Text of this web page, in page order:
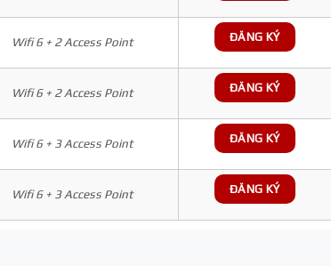
Wifi 6 + 2 Access Point ĐĂNG KÝ
Wifi 6 + 2 Access Point ĐĂNG KÝ
Wifi 6 + 3 Access Point ĐĂNG KÝ
Wifi 6 + 3 Access Point ĐĂNG KÝ